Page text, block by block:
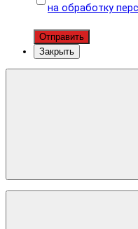
на обработку
Отправить
Закрыть